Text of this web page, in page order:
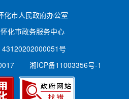
化市人民政府办公室
化市政务服务中心
号
湘ICP备11003356号-1